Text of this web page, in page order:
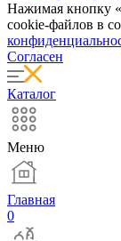
Нажимая кнопку
cookie-файлов в
Согласен
Каталог
Меню
Главная
0